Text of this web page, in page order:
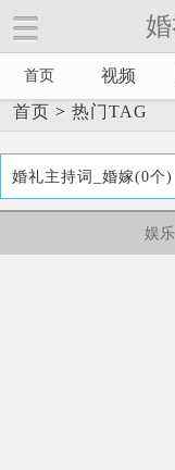
首页 视频
首页 > 热门TAG
婚礼主持词_婚嫁(0个)
娱